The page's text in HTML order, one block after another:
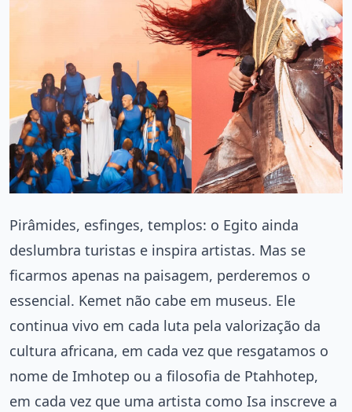
Pirâmides, esfinges, templos: o Egito ainda
deslumbra turistas e inspira artistas. Mas se
ficarmos apenas na paisagem, perderemos o
essencial. Kemet não cabe em museus. Ele
continua vivo em cada luta pela valorização da
cultura africana, em cada vez que resgatamos o
nome de Imhotep ou a filosofia de Ptahhotep,
em cada vez que uma artista como Isa inscreve a